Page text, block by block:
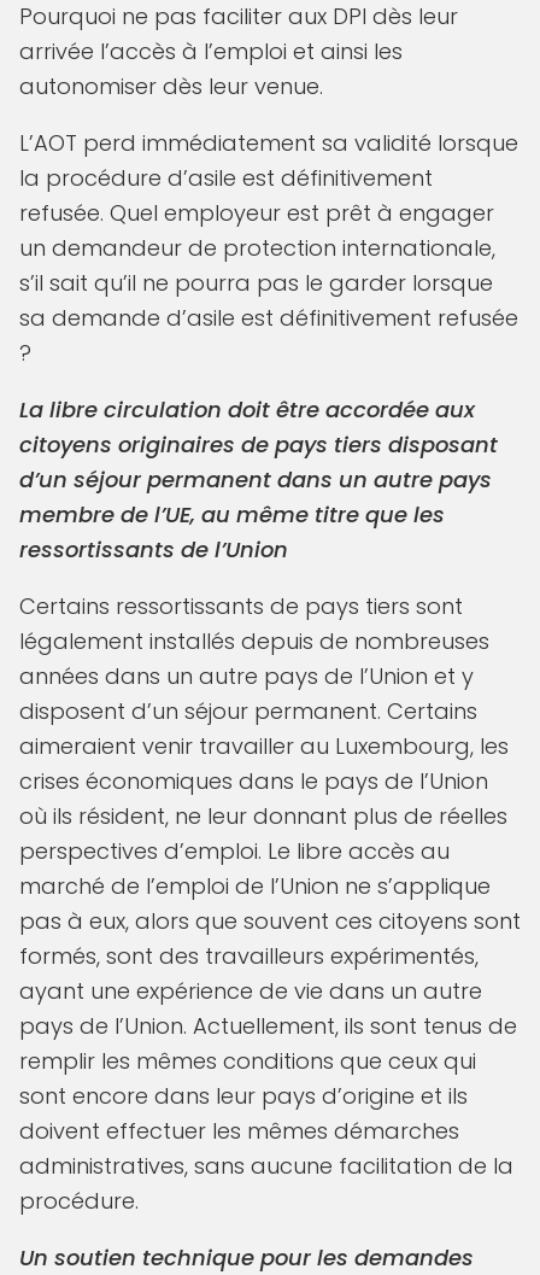
Pourquoi ne pas faciliter aux DPI dès leur
arrivée l’accès à l’emploi et ainsi les
autonomiser dès leur venue.
L’AOT perd immédiatement sa validité lorsque
la procédure d’asile est définitivement
refusée. Quel employeur est prêt à engager
un demandeur de protection internationale,
s’il sait qu’il ne pourra pas le garder lorsque
sa demande d’asile est définitivement refusée
?
La libre circulation doit être accordée aux
citoyens originaires de pays tiers disposant
d’un séjour permanent dans un autre pays
membre de l’UE, au même titre que les
ressortissants de l’Union
Certains ressortissants de pays tiers sont
légalement installés depuis de nombreuses
années dans un autre pays de l’Union et y
disposent d’un séjour permanent. Certains
aimeraient venir travailler au Luxembourg, les
crises économiques dans le pays de l’Union
où ils résident, ne leur donnant plus de réelles
perspectives d’emploi. Le libre accès au
marché de l’emploi de l’Union ne s’applique
pas à eux, alors que souvent ces citoyens sont
formés, sont des travailleurs expérimentés,
ayant une expérience de vie dans un autre
pays de l’Union. Actuellement, ils sont tenus de
remplir les mêmes conditions que ceux qui
sont encore dans leur pays d’origine et ils
doivent effectuer les mêmes démarches
administratives, sans aucune facilitation de la
procédure.
Un soutien technique pour les demandes